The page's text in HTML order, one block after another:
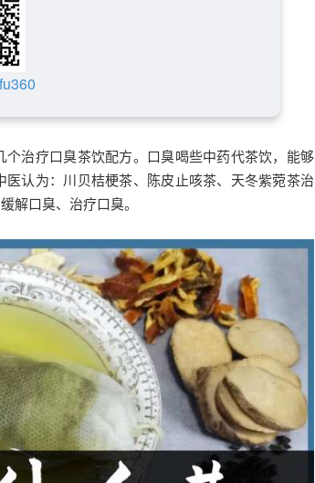
个治疗口臭茶饮配方。口臭喝些中药代茶饮，能够
认为：川贝桔梗茶、陈皮止咳茶、天冬紫菀茶治
解口臭、治疗口臭。